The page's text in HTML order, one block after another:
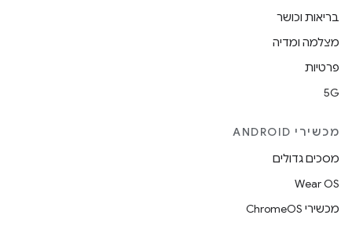
בריאות וכושר
מצלמה ומדיה
פרטיות
5G
מכשירי ANDROID
מסכים גדולים
Wear OS
מכשירי ChromeOS